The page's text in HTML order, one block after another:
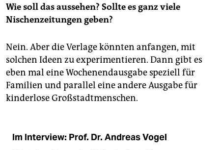
Wie soll das aussehen? Sollte es ganz viele
Nischenzeitungen geben?
Nein. Aber die Verlage könnten anfangen, mit
solchen Ideen zu experimentieren. Dann gibt es
eben mal eine Wochenendausgabe speziell für
Familien und parallel eine andere Ausgabe für
kinderlose Großstadtmenschen.
Im Interview: Prof. Dr. Andreas Vogel